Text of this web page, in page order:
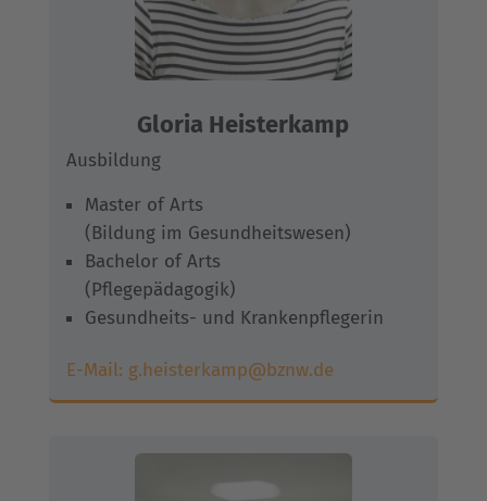
Gloria Heisterkamp
Ausbildung
Master of Arts
(Bildung im Gesundheitswesen)
Bachelor of Arts
(Pflegepädagogik)
Gesundheits- und Krankenpflegerin
E-Mail: g.heisterkamp@bznw.de